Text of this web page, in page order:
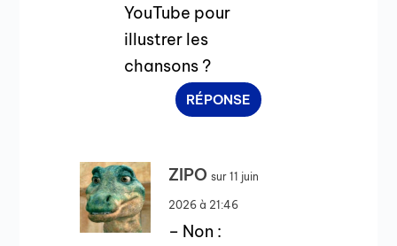
YouTube pour
illustrer les
chansons ?
RÉPONSE
ZIPO sur 11 juin
2026 à 21:46
– Non :